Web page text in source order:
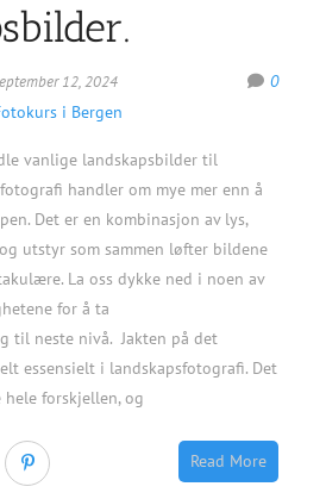
12, 2024
0
i Bergen
vanlige landskapsbilder til
handler om mye mer enn å
Det er en kombinasjon av lys,
utstyr som sammen løfter bildene
La oss dykke ned i noen av
for å ta
til neste nivå. Jakten på det
essensielt i landskapsfotografi. Det
forskjellen, og
Read More